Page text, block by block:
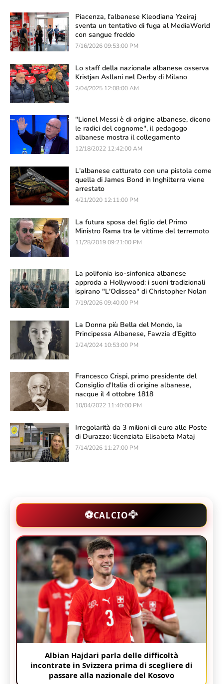
Piacenza, l'albanese Kleodiana Yzeiraj
sventa un tentativo di fuga al MediaWorld
con sangue freddo
7/16/2026 09:53:00 PM
Lo staff della nazionale albanese osserva
Kristjan Asllani nel Derby di Milano
2/04/2025 12:08:00 AM
"Lionel Messi è di origine albanese, dicono
le radici del cognome", il pedagogo
albanese mostra il collegamento
12/18/2022 12:42:00 AM
L'albanese catturato con una pistola come
quella di James Bond in Inghilterra viene
arrestato
4/21/2020 12:11:00 PM
La futura sposa del figlio del Primo
Ministro Rama tra le vittime del terremoto
11/28/2019 09:21:00 PM
La polifonia iso-sinfonica albanese
approda a Hollywood: i suoni tradizionali
ispirano "L'Odissea" di Christopher Nolan
7/19/2026 09:40:00 PM
La Donna più Bella del Mondo, la
Principessa Albanese, Fawzia d'Egitto
2/24/2024 10:53:00 PM
Francesco Crispi, primo presidente del
Consiglio d'Italia di origine albanese,
nacque il 4 ottobre 1818
10/04/2022 11:40:00 PM
Irregolarità da 3 milioni di euro alle Poste
di Durazzo: licenziata Elisabeta Mataj
7/14/2026 11:27:00 PM
⚽CALCIO🦅
Albian Hajdari parla delle difficoltà
incontrate in Svizzera prima di scegliere di
passare alla nazionale del Kosovo